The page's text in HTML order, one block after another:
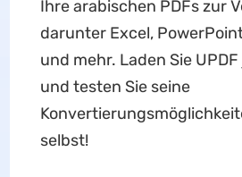
Ihre arabischen PDFs zur
darunter Excel,
und mehr. Laden Sie
und testen Sie seine
selbst!